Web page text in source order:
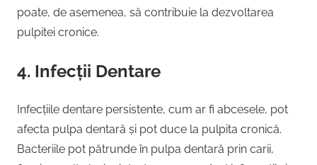
poate, de asemenea, să contribuie la dezvoltarea
pulpitei cronice.
4. Infecții Dentare
Infecțiile dentare persistente, cum ar fi abcesele, pot
afecta pulpa dentară și pot duce la pulpita cronică.
Bacteriile pot pătrunde în pulpa dentară prin carii,